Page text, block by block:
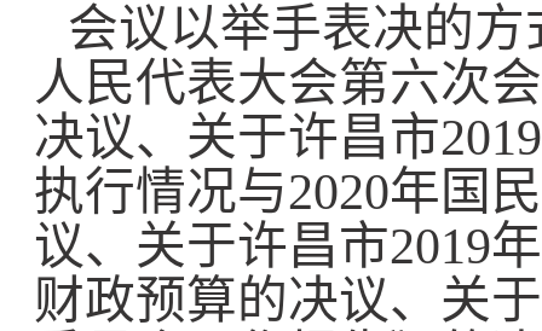
会议以举手表决的
人民代表大会第六次
决议、关于许昌市
执行情况与2020年国
议、关于许昌市2019
财政预算的决议、关